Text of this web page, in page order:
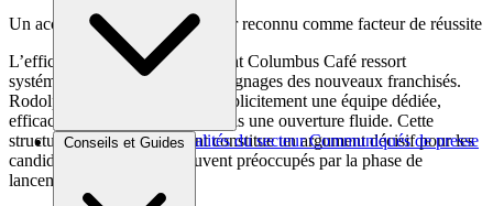
Brèves et actus Actualités du secteur Communiqués de presse
Conseils et Guides
Un accompagnement franchiseur reconnu comme facteur de réussite
L’efficacité de l’accompagnement Columbus Café ressort
systématiquement dans les témoignages des nouveaux franchisés.
Rodolphe Castelli mentionne explicitement une équipe dédiée,
efficace et disponible qui a permis une ouverture fluide. Cette
structure d’accompagnement constitue un argument décisif pour les
candidats à la franchise, souvent préoccupés par la phase de
lancement.